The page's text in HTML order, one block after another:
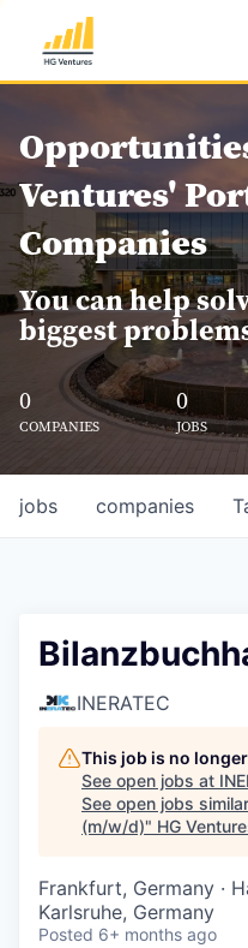
Ventures'
Companies
You can help
biggest
0
COMPANIES
0
JOBS
jobs companies
INERATEC
This job is no
See open jobs at
See open jobs
(m/w/d)" HG
Frankfurt, Germany ·
Karlsruhe, Germany
Posted 6+ months ago